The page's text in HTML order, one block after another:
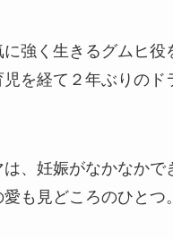
に強く生きるグムヒ役
を経て２年ぶりのド
は、妊娠がなかなかで
も見どころのひとつ。